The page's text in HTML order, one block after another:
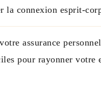
la connexion esprit-
assurance
pour rayonner votre